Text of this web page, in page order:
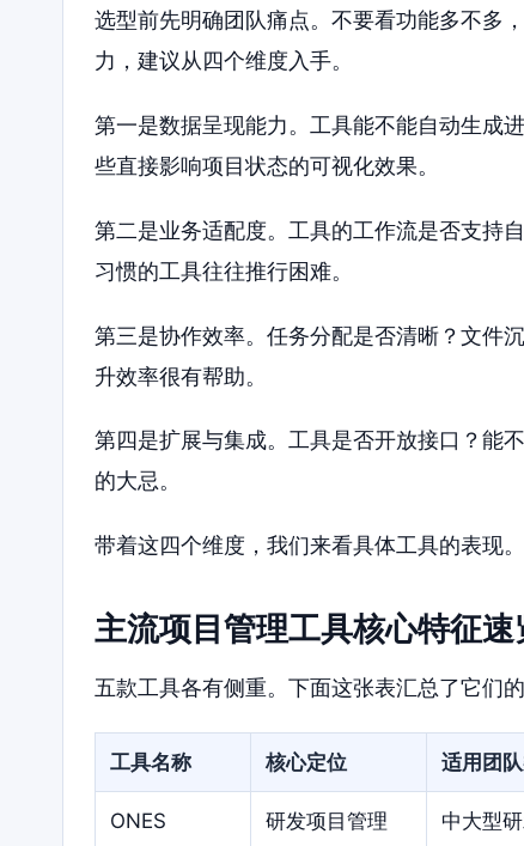
选型前先明确团队痛点。不要看功能多不多
力，建议从四个维度入手。
第一是数据呈现能力。工具能不能自动生成
些直接影响项目状态的可视化效果。
第二是业务适配度。工具的工作流是否支持
习惯的工具往往推行困难。
第三是协作效率。任务分配是否清晰？文件
升效率很有帮助。
第四是扩展与集成。工具是否开放接口？能
的大忌。
带着这四个维度，我们来看具体工具的表现。
主流项目管理工具核心特征速
五款工具各有侧重。下面这张表汇总了它们
工具名称 核心定位 适用团
ONES 研发项目管理 中大型